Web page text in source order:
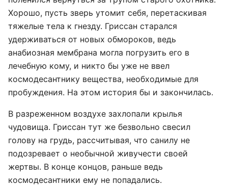
Хорошо, пусть зверь утомит себя, перетаскивая
тяжелые тела к гнезду. Гриссан старался
удерживаться от новых обмороков, ведь
анабиозная мембрана могла погрузить его в
лечебную кому, и никто бы уже не ввел
космодесантнику вещества, необходимые для
пробуждения. На этом история бы и закончилась.
В разреженном воздухе захлопали крылья
чудовища. Гриссан тут же безвольно свесил
голову на грудь, рассчитывая, что санилу не
подозревает о необычной живучести своей
жертвы. В конце концов, раньше ведь
космодесантники ему не попадались.